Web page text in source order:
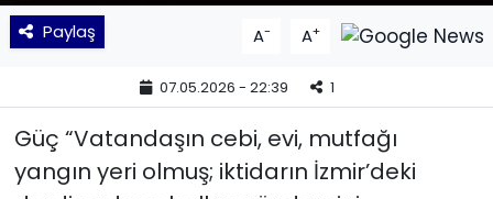
Paylaş A- A+
07.05.2026 - 22:39 1
Güç “Vatandaşın cebi, evi, mutfağı
yangın yeri olmuş; iktidarın İzmir’deki
YEREL POLİTİKA
YEREL YÖNETİMLER
Yurt